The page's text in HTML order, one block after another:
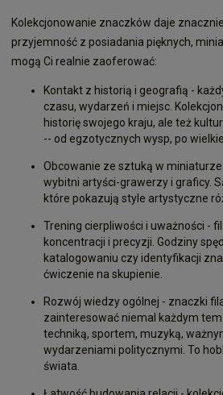
Kolekcjonowanie znaczków daje
przyjemność z posiadania pięknych,
mogą Ci realnie zaoferować:
Kontakt z historią i geografią -
czasu, wydarzeń i miejsc.
historię swojego kraju, ale też
-- od egzotycznych wysp, po
Obcowanie ze sztuką w
wybitni artyści-grawerzy i graficy.
które pokazują style artystyczne
Trening cierpliwości i uważności -
koncentracji i precyzji. Godziny
katalogowaniu czy identyfikacji
ćwiczenie na skupienie.
Rozwój wiedzy ogólnej - znaczki
zainteresować niemal każdym
techniką, sportem, muzyką,
wydarzeniami politycznymi. To
świata.